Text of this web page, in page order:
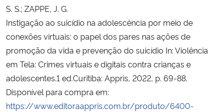
S. S.; ZAPPE, J. G.
Instigação ao suicídio na adolescência por meio de
conexões virtuais: o papel dos pares nas ações de
promoção da vida e prevenção do suicídio In: Violência
em Tela: Crimes virtuais e digitais contra crianças e
adolescentes.1 ed.Curitiba: Appris, 2022, p. 69-88.
Disponível para compra em:
https://www.editoraappris.com.br/produto/6400-